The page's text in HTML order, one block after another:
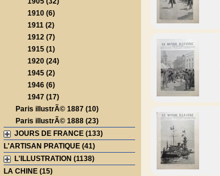
1910 (6)
1911 (2)
1912 (7)
1915 (1)
1920 (24)
1945 (2)
1946 (6)
1947 (17)
Paris illustrÃ© 1887 (10)
Paris illustrÃ© 1888 (23)
JOURS DE FRANCE (133)
L'ARTISAN PRATIQUE (41)
L'ILLUSTRATION (1138)
LA CHINE (15)